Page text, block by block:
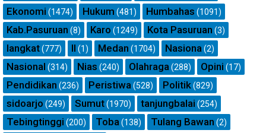
Ekonomi (1474) Hukum (481) Humbahas (1091)
Kab.Pasuruan (8) Karo (1249) Kota Pasuruan (3)
langkat(777) ll (1) Medan (1704) Nasiona(2)
Nasional (314) Nias (240) Olahraga(288) Opini (17)
Pendidikan (236) Peristiwa(528) Politik(829)
sidoarjo (249) Sumut(1970) tanjungbalai (254)
Tebingtinggi (200) Toba(138) Tulang Bawan (2)